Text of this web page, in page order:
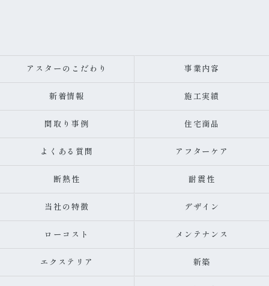
アスターのこだわり 事業内容
新着情報 施工実績
間取り事例 住宅商品
よくある質問 アフターケア
断熱性 耐震性
当社の特徴 デザイン
ローコスト メンテナンス
エクステリア 新築